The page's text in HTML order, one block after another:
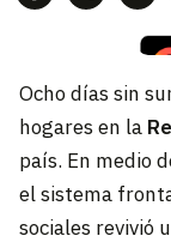
Ocho días sin
hogares en la
país. En medio
el sistema
sociales revivió